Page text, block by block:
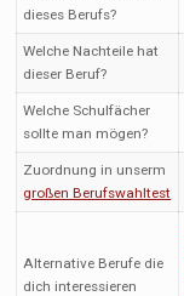
dieses Berufs?
Welche Nachteile hat
dieser Beruf?
Welche Schulfächer
sollte man mögen?
Zuordnung in unserm
großen Berufswahltest
Alternative Berufe die
dich interessieren